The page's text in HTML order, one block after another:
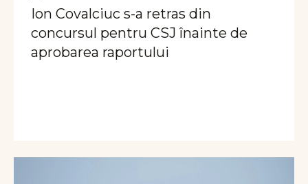
Ion Covalciuc s-a retras din
concursul pentru CSJ înainte de
aprobarea raportului